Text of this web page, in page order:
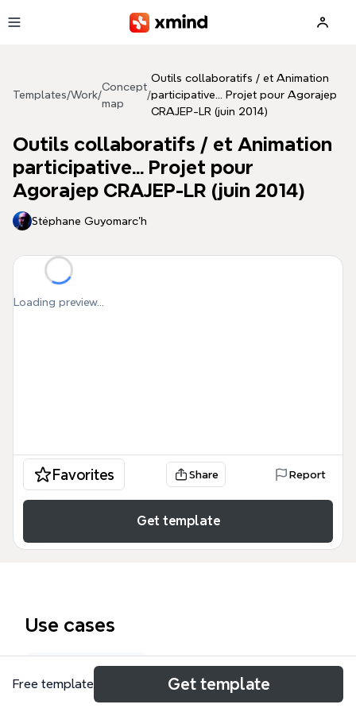
Templates/Work/
Concept
map
/
Outils collaboratifs / et Animation
participative... Projet pour Agorajep
CRAJEP-LR (juin 2014)
Outils collaboratifs / et Animation
participative... Projet pour
Agorajep CRAJEP-LR (juin 2014)
Stéphane Guyomarc'h
Loading preview...
Favorites Share Report
Get template
Use cases
Concept map
Free template Get template